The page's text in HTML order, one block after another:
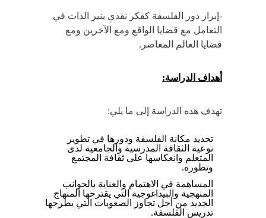
-إبراز دور الفلسفة كفكر نقدي ينير الذات في
التعامل مع قضايا الواقع ومع الآخرين ومع
قضايا العالم المعاصر.
أهداف الدراسة:
تهدف هذه الدراسة إلى ما يلي:
تحديد مكانة الفلسفة ودورها في تطوير
نوعية الثقافة المدرسية والجامعية لدى
المتعلم وانعكاسها على ثقافة المجتمع
وتطوره.
المساهمة في الاهتمام والعناية بالجوانب
المنهجية والبيداغوجية التي يقترحها المنهاج
الجديد من أجل تجاوز الصعوبات التي يطرحها
تدريس الفلسفة.